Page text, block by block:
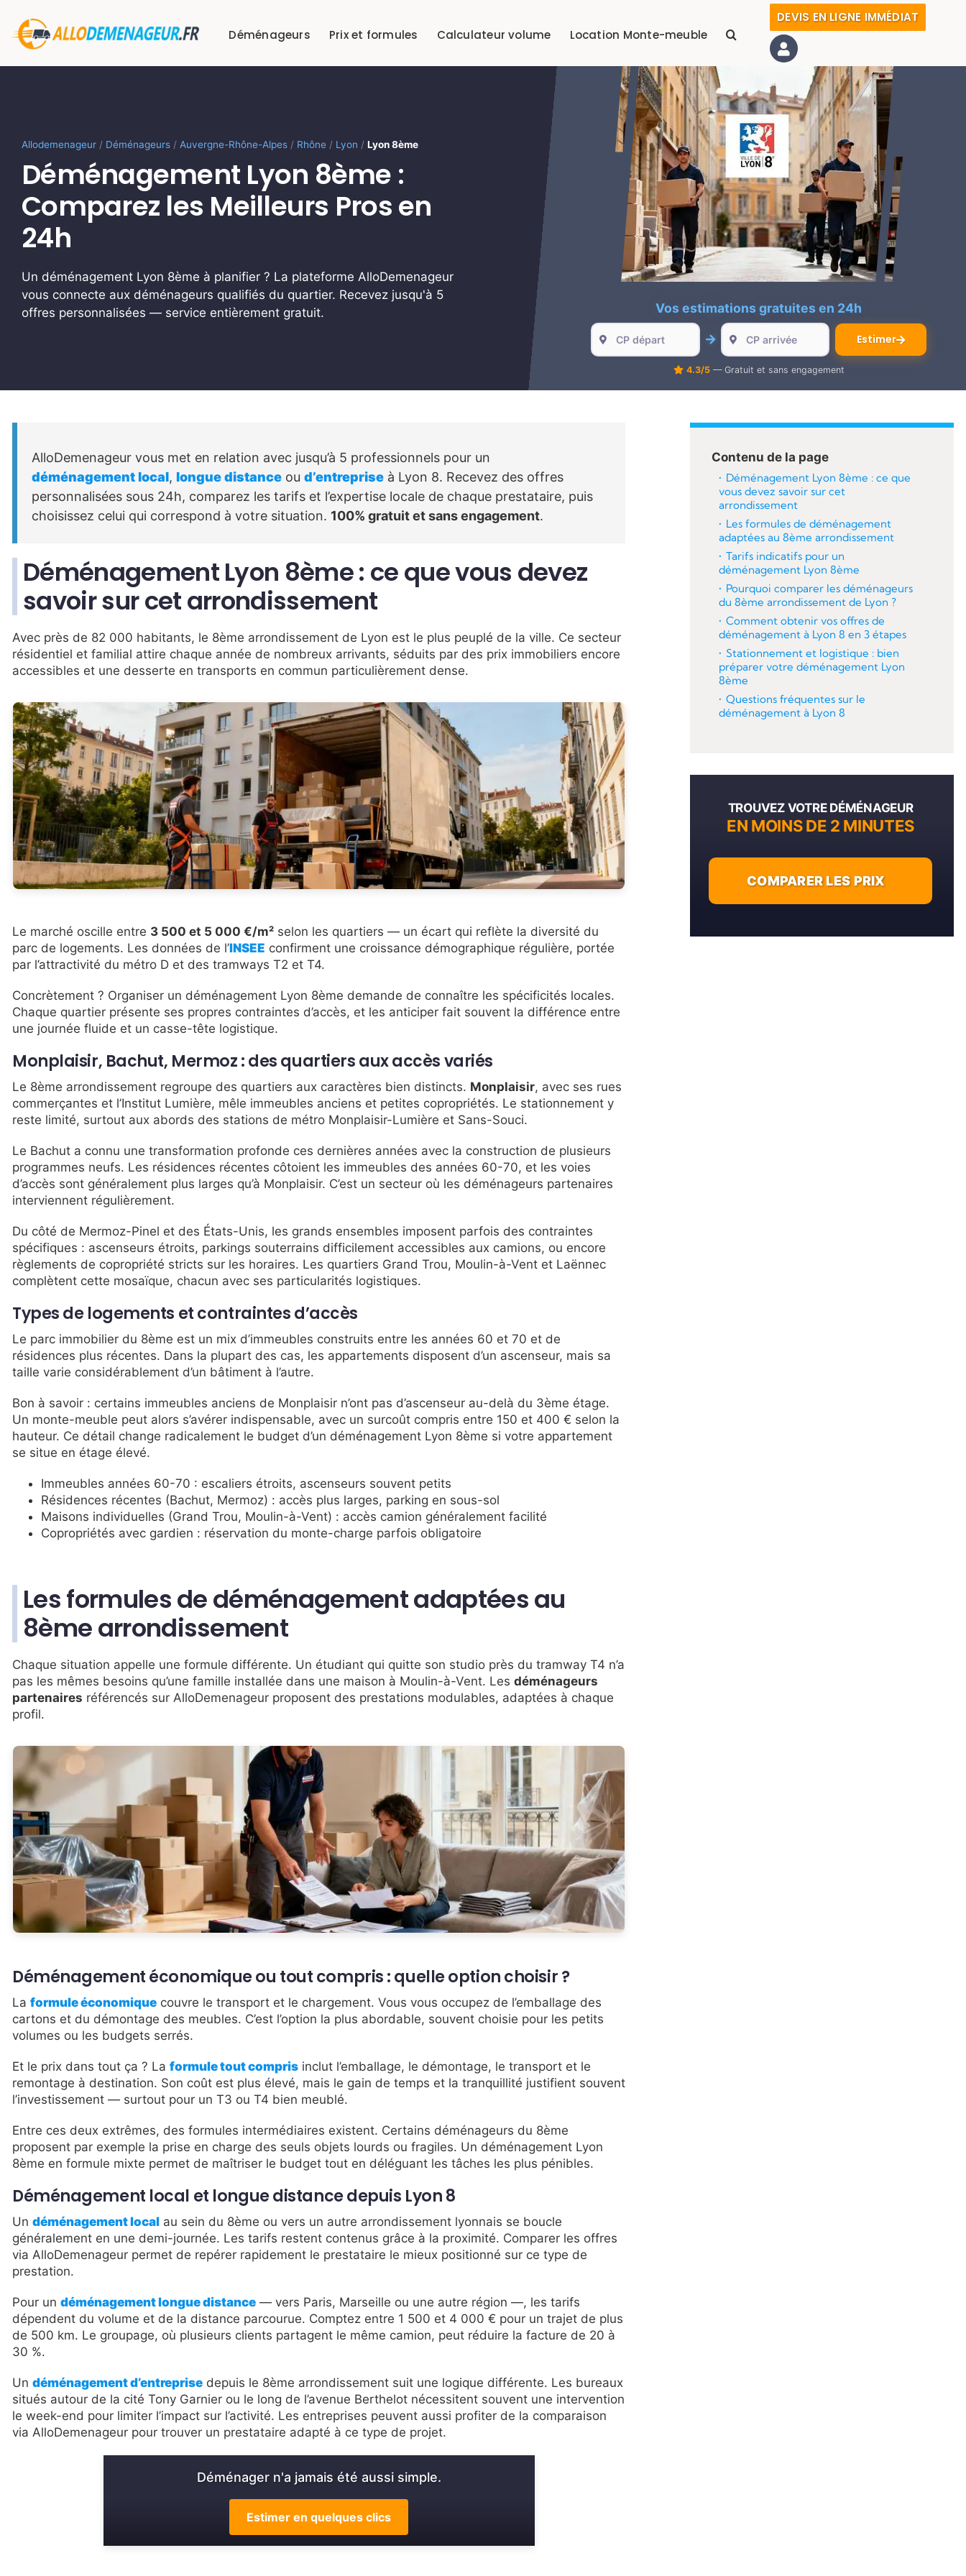
contenu
Déménageurs Prix et formules Calculateur volume Location Monte-meuble
DEVIS EN LIGNE IMMÉDIAT
Allodemenageur / Déménageurs / Auvergne-Rhône-Alpes / Rhône / Lyon / Lyon 8ème
Déménagement Lyon 8ème :
Comparez les Meilleurs Pros en
24h
Un déménagement Lyon 8ème à planifier ? La plateforme AlloDemenageur
vous connecte aux déménageurs qualifiés du quartier. Recevez jusqu'à 5
offres personnalisées — service entièrement gratuit.
Vos estimations gratuites en 24h
Estimer
4.3/5— Gratuit et sans engagement
AlloDemenageur vous met en relation avec jusqu’à 5 professionnels pour un
déménagement local, longue distance ou d’entreprise à Lyon 8. Recevez des offres
personnalisées sous 24h, comparez les tarifs et l’expertise locale de chaque prestataire, puis
choisissez celui qui correspond à votre situation. 100% gratuit et sans engagement.
Déménagement Lyon 8ème : ce que vous devez
savoir sur cet arrondissement
Avec près de 82 000 habitants, le 8ème arrondissement de Lyon est le plus peuplé de la ville. Ce secteur
résidentiel et familial attire chaque année de nombreux arrivants, séduits par des prix immobiliers encore
accessibles et une desserte en transports en commun particulièrement dense.
Le marché oscille entre 3 500 et 5 000 €/m² selon les quartiers — un écart qui reflète la diversité du
parc de logements. Les données de l’INSEE confirment une croissance démographique régulière, portée
par l’attractivité du métro D et des tramways T2 et T4.
Concrètement ? Organiser un déménagement Lyon 8ème demande de connaître les spécificités locales.
Chaque quartier présente ses propres contraintes d’accès, et les anticiper fait souvent la différence entre
une journée fluide et un casse-tête logistique.
Monplaisir, Bachut, Mermoz : des quartiers aux accès variés
Le 8ème arrondissement regroupe des quartiers aux caractères bien distincts. Monplaisir, avec ses rues
commerçantes et l’Institut Lumière, mêle immeubles anciens et petites copropriétés. Le stationnement y
reste limité, surtout aux abords des stations de métro Monplaisir-Lumière et Sans-Souci.
Le Bachut a connu une transformation profonde ces dernières années avec la construction de plusieurs
programmes neufs. Les résidences récentes côtoient les immeubles des années 60-70, et les voies
d’accès sont généralement plus larges qu’à Monplaisir. C’est un secteur où les déménageurs partenaires
interviennent régulièrement.
Du côté de Mermoz-Pinel et des États-Unis, les grands ensembles imposent parfois des contraintes
spécifiques : ascenseurs étroits, parkings souterrains difficilement accessibles aux camions, ou encore
règlements de copropriété stricts sur les horaires. Les quartiers Grand Trou, Moulin-à-Vent et Laënnec
complètent cette mosaïque, chacun avec ses particularités logistiques.
Types de logements et contraintes d’accès
Le parc immobilier du 8ème est un mix d’immeubles construits entre les années 60 et 70 et de
résidences plus récentes. Dans la plupart des cas, les appartements disposent d’un ascenseur, mais sa
taille varie considérablement d’un bâtiment à l’autre.
Bon à savoir : certains immeubles anciens de Monplaisir n’ont pas d’ascenseur au-delà du 3ème étage.
Un monte-meuble peut alors s’avérer indispensable, avec un surcoût compris entre 150 et 400 € selon la
hauteur. Ce détail change radicalement le budget d’un déménagement Lyon 8ème si votre appartement
se situe en étage élevé.
Immeubles années 60-70 : escaliers étroits, ascenseurs souvent petits
Résidences récentes (Bachut, Mermoz) : accès plus larges, parking en sous-sol
Maisons individuelles (Grand Trou, Moulin-à-Vent) : accès camion généralement facilité
Copropriétés avec gardien : réservation du monte-charge parfois obligatoire
Les formules de déménagement adaptées au
8ème arrondissement
Chaque situation appelle une formule différente. Un étudiant qui quitte son studio près du tramway T4 n’a
pas les mêmes besoins qu’une famille installée dans une maison à Moulin-à-Vent. Les déménageurs
partenaires référencés sur AlloDemenageur proposent des prestations modulables, adaptées à chaque
profil.
Déménagement économique ou tout compris : quelle option choisir ?
La formule économique couvre le transport et le chargement. Vous vous occupez de l’emballage des
cartons et du démontage des meubles. C’est l’option la plus abordable, souvent choisie pour les petits
volumes ou les budgets serrés.
Et le prix dans tout ça ? La formule tout compris inclut l’emballage, le démontage, le transport et le
remontage à destination. Son coût est plus élevé, mais le gain de temps et la tranquillité justifient souvent
l’investissement — surtout pour un T3 ou T4 bien meublé.
Entre ces deux extrêmes, des formules intermédiaires existent. Certains déménageurs du 8ème
proposent par exemple la prise en charge des seuls objets lourds ou fragiles. Un déménagement Lyon
8ème en formule mixte permet de maîtriser le budget tout en déléguant les tâches les plus pénibles.
Déménagement local et longue distance depuis Lyon 8
Un déménagement local au sein du 8ème ou vers un autre arrondissement lyonnais se boucle
généralement en une demi-journée. Les tarifs restent contenus grâce à la proximité. Comparer les offres
via AlloDemenageur permet de repérer rapidement le prestataire le mieux positionné sur ce type de
prestation.
Pour un déménagement longue distance — vers Paris, Marseille ou une autre région —, les tarifs
dépendent du volume et de la distance parcourue. Comptez entre 1 500 et 4 000 € pour un trajet de plus
de 500 km. Le groupage, où plusieurs clients partagent le même camion, peut réduire la facture de 20 à
30 %.
Un déménagement d’entreprise depuis le 8ème arrondissement suit une logique différente. Les bureaux
situés autour de la cité Tony Garnier ou le long de l’avenue Berthelot nécessitent souvent une intervention
le week-end pour limiter l’impact sur l’activité. Les entreprises peuvent aussi profiter de la comparaison
via AlloDemenageur pour trouver un prestataire adapté à ce type de projet.
Déménager n'a jamais été aussi simple.
Estimer en quelques clics
Contenu de la page
Déménagement Lyon 8ème : ce que
vous devez savoir sur cet
arrondissement
Les formules de déménagement
adaptées au 8ème arrondissement
Tarifs indicatifs pour un
déménagement Lyon 8ème
Pourquoi comparer les déménageurs
du 8ème arrondissement de Lyon ?
Comment obtenir vos offres de
déménagement à Lyon 8 en 3 étapes
Stationnement et logistique : bien
préparer votre déménagement Lyon
8ème
Questions fréquentes sur le
déménagement à Lyon 8
TROUVEZ VOTRE DÉMÉNAGEUR
EN MOINS DE 2 MINUTES
COMPARER LES PRIX